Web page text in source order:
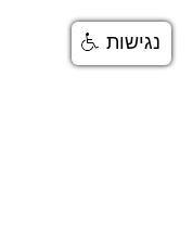
נגישות